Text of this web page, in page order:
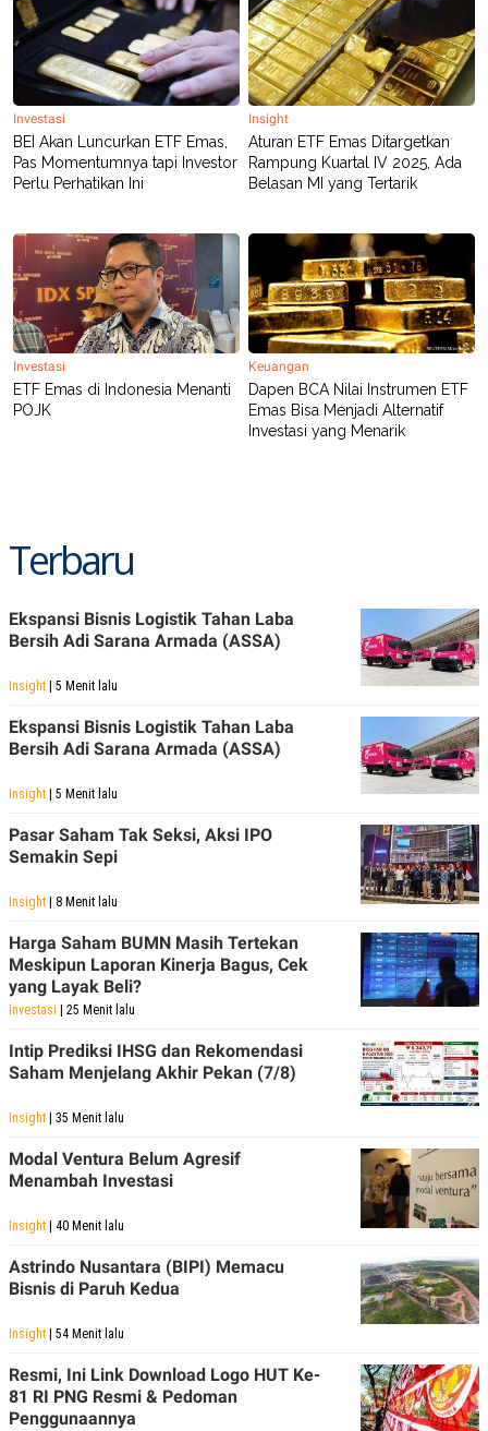
Investasi
BEI Akan Luncurkan ETF Emas,
Pas Momentumnya tapi Investor
Perlu Perhatikan Ini
Insight
Aturan ETF Emas Ditargetkan
Rampung Kuartal IV 2025, Ada
Belasan MI yang Tertarik
Investasi
ETF Emas di Indonesia Menanti
POJK
Keuangan
Dapen BCA Nilai Instrumen ETF
Emas Bisa Menjadi Alternatif
Investasi yang Menarik
Terbaru
Ekspansi Bisnis Logistik Tahan Laba
Bersih Adi Sarana Armada (ASSA)
Insight | 5 Menit lalu
Ekspansi Bisnis Logistik Tahan Laba
Bersih Adi Sarana Armada (ASSA)
Insight | 5 Menit lalu
Pasar Saham Tak Seksi, Aksi IPO
Semakin Sepi
Insight | 8 Menit lalu
Harga Saham BUMN Masih Tertekan
Meskipun Laporan Kinerja Bagus, Cek
yang Layak Beli?
Investasi | 25 Menit lalu
Intip Prediksi IHSG dan Rekomendasi
Saham Menjelang Akhir Pekan (7/8)
Insight | 35 Menit lalu
Modal Ventura Belum Agresif
Menambah Investasi
Insight | 40 Menit lalu
Astrindo Nusantara (BIPI) Memacu
Bisnis di Paruh Kedua
Insight | 54 Menit lalu
Resmi, Ini Link Download Logo HUT Ke-
81 RI PNG Resmi & Pedoman
Penggunaannya